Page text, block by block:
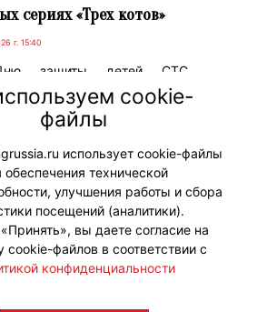
сериях «Трех котов»
г. 15:40
защиты детей СТС
не имеющую аналогов в
технологию
анимации –
и новые друзья».
cookie-
файлы
использует cookie-файлы
обеспечения технической
улучшения работы и сбора
посещений (аналитики).
вы даете согласие на
cookie-файлов в соответствии с
конфиденциальности